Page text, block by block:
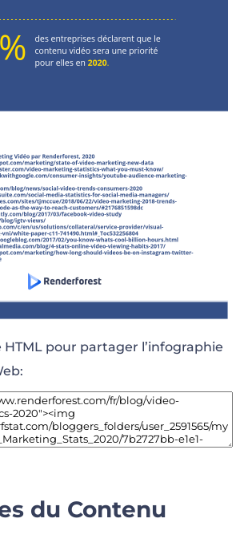
HTML pour partager l’infographie
du Contenu